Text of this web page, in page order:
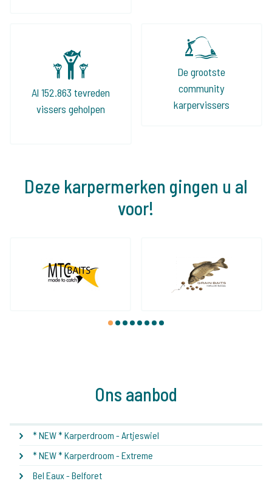
Al 152.863 tevreden
vissers geholpen
De grootste
community
karpervissers
Deze karpermerken gingen u al
voor!
1 2 3 4 5 6 7 8
Ons aanbod
* NEW * Karperdroom - Artjeswiel
* NEW * Karperdroom - Extreme
Bel Eaux - Belforet